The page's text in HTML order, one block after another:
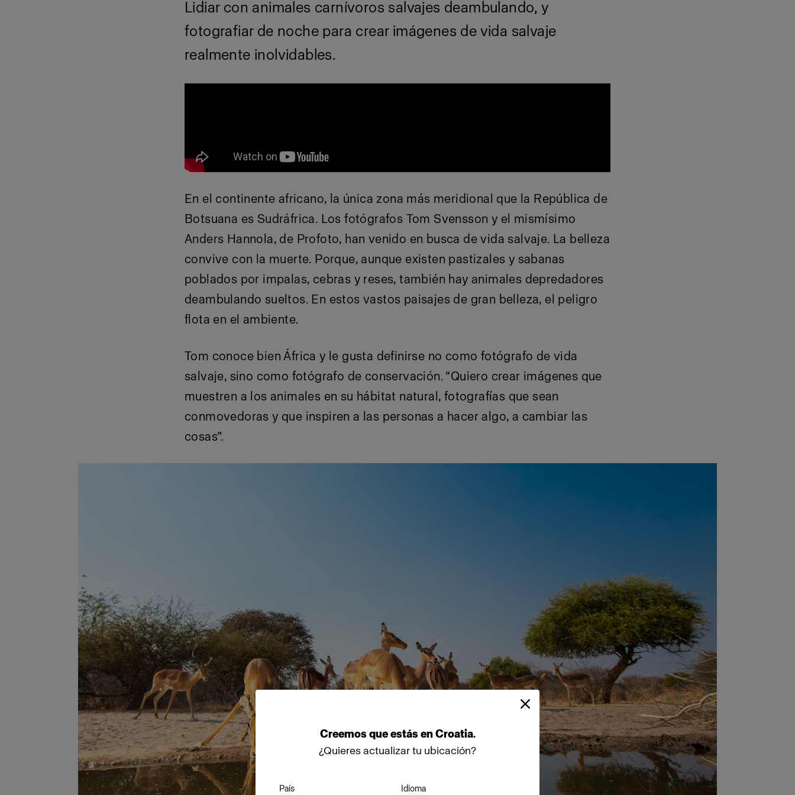
Creemos queestás enCroatia.
¿Quieres actualizar tu ubicación?
País Idioma
Lidiar con animales carnívoros salvajes deambulando, y
fotografiar de noche para crear imágenes de vida salvaje
realmente inolvidables.
En el continente africano, la única zona más meridional que la República de
Botsuana es Sudráfrica. Los fotógrafos Tom Svensson y el mismísimo
Anders Hannola, de Profoto, han venido en busca de vida salvaje. La belleza
convive con la muerte. Porque, aunque existen pastizales y sabanas
poblados por impalas, cebras y reses, también hay animales depredadores
deambulando sueltos. En estos vastos paisajes de gran belleza, el peligro
flota en el ambiente.
Tom conoce bien África y le gusta definirse no como fotógrafo de vida
salvaje, sino como fotógrafo de conservación. “Quiero crear imágenes que
muestren a los animales en su hábitat natural, fotografías que sean
conmovedoras y que inspiren a las personas a hacer algo, a cambiar las
cosas”.